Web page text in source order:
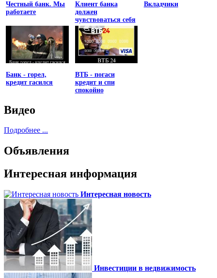
Честный банк. Мы
работаете
Клиент банка
должен
чувствоваться себя
униженным
Вкладчики
Банк - горел,
кредит гасился
ВТБ - погаси
кредит и спи
спокойно
Видео
Подробнее ...
Объявления
Интересная информация
Интересная новость
Инвестиции в недвижимость